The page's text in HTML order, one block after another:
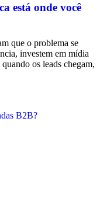
está onde você
que o problema se
investem em mídia
os leads chegam,